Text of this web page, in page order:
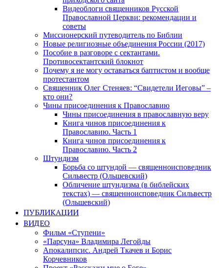
Видеоблоги священников Русской
Православной Церкви: рекомендации и
советы
Миссионерский путеводитель по Библии
Новые религиозные объединения России (2017)
Пособие в разговоре с сектантами.
Противосектантский блокнот
Почему я не могу оставаться баптистом и вообще
протестантом
Священник Олег Стеняев: “Свидетели Иеговы” –
кто они?
Чины присоединения к Православию
Чины присоединения в православную веру
Книга чинов присоединения к
Православию. Часть 1
Книга чинов присоединения к
Православию. Часть 2
Штундизм
Борьба со штундой — священноисповедник
Сильвестр (Ольшевский)
Обличение штундизма (в библейских
текстах) — священноисповедник Сильвестр
(Ольшевский)
ПУБЛИКАЦИИ
ВИДЕО
Фильм «Ступени»
«Парсуна» Владимира Легойды
Апокалипсис. Андрей Ткачев и Борис
Корчевников